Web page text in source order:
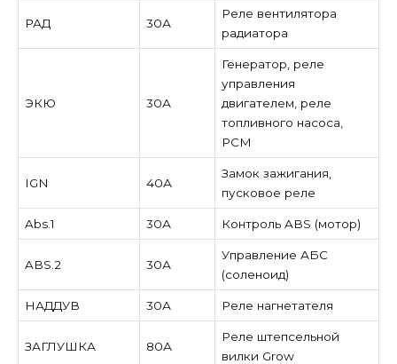
РАД 30А
Реле вентилятора
радиатора
ЭКЮ 30А
Генератор, реле
управления
двигателем, реле
топливного насоса,
PCM
IGN 40А
Замок зажигания,
пусковое реле
Abs.1 30А Контроль ABS (мотор)
ABS.2 30А
Управление АБС
(соленоид)
НАДДУВ 30А Реле нагнетателя
ЗАГЛУШКА 80А
Реле штепсельной
вилки Grow